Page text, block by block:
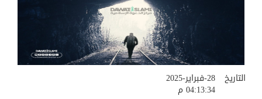
28-فبراير-2025
04:13:34 م
التاريخ